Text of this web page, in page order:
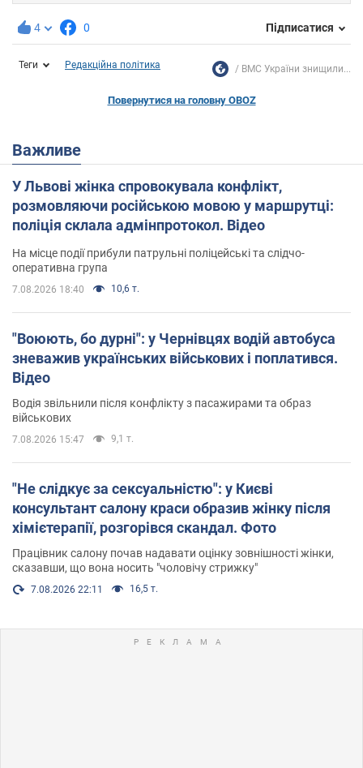
4 0 Підписатися
Теги Редакційна політика ВМС України знищили...
Повернутися на головну OBOZ
Важливе
У Львові жінка спровокувала конфлікт,
розмовляючи російською мовою у маршрутці:
поліція склала адмінпротокол. Відео
На місце події прибули патрульні поліцейські та слідчо-
оперативна група
7.08.2026 18:40 10,6 т.
"Воюють, бо дурні": у Чернівцях водій автобуса
зневажив українських військових і поплатився.
Відео
Водія звільнили після конфлікту з пасажирами та образ
військових
7.08.2026 15:47 9,1 т.
"Не слідкує за сексуальністю": у Києві
консультант салону краси образив жінку після
хімієтерапії, розгорівся скандал. Фото
Працівник салону почав надавати оцінку зовнішності жінки,
сказавши, що вона носить "чоловічу стрижку"
7.08.2026 22:11 16,5 т.